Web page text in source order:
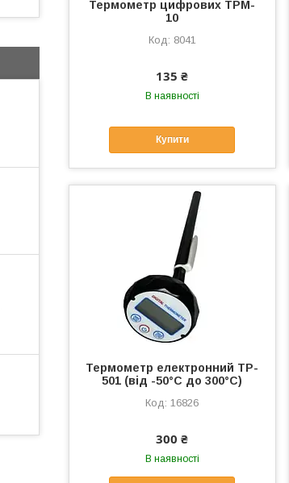
Термометр цифрових TPM-
10
8041
135 ₴
В наявності
Купити
Термометр електронний TP-
501 (від -50°C до 300°C)
16826
300 ₴
В наявності